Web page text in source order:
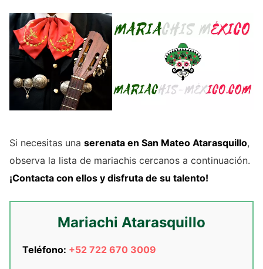
Si necesitas una serenata en San Mateo Atarasquillo,
observa la lista de mariachis cercanos a continuación.
¡Contacta con ellos y disfruta de su talento!
Mariachi Atarasquillo
Teléfono: +52 722 670 3009